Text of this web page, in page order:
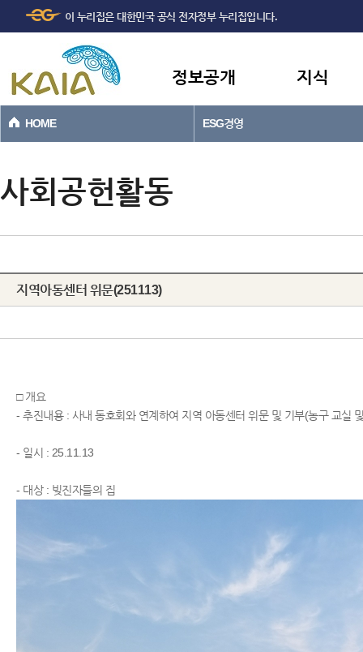
본문바로가기
이 누리집은 대한민국 공식 전자정부 누리집입니다.
정보공개 지식
HOME ESG경영
사회공헌활동
지역아동센터 위문(251113)
□ 개요
- 추진내용 : 사내 동호회와 연계하여 지역 아동센터 위문 및 기부(농구 교실
- 일시 : 25.11.13
​- 대상 : 빚진자들의 집